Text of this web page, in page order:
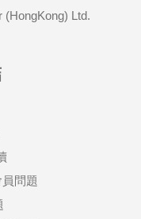
(HongKong) Ltd.
問題